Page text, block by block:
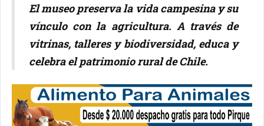
El museo preserva la vida campesina y su
vínculo con la agricultura. A través de
vitrinas, talleres y biodiversidad, educa y
celebra el patrimonio rural de Chile.